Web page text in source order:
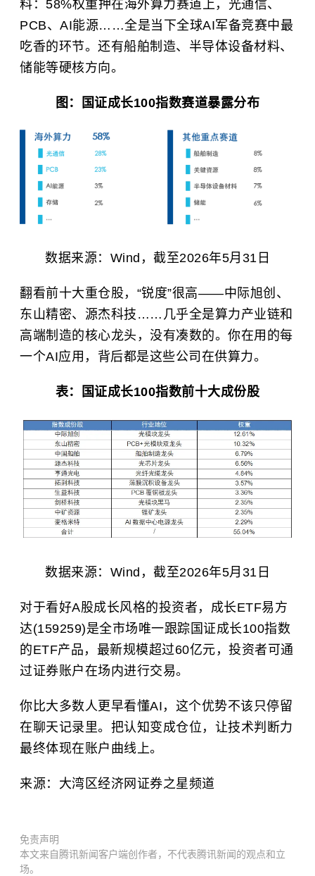
料：58%权重押在海外算力赛道上，光通信、
PCB、AI能源……全是当下全球AI军备竞赛中最
吃香的环节。还有船舶制造、半导体设备材料、
储能等硬核方向。
图：国证成长100指数赛道暴露分布
数据来源：Wind，截至2026年5月31日
翻看前十大重仓股，“锐度”很高——中际旭创、
东山精密、源杰科技……几乎全是算力产业链和
高端制造的核心龙头，没有凑数的。你在用的每
一个AI应用，背后都是这些公司在供算力。
表：国证成长100指数前十大成份股
数据来源：Wind，截至2026年5月31日
对于看好A股成长风格的投资者，成长ETF易方
达(159259)是全市场唯一跟踪国证成长100指数
的ETF产品，最新规模超过60亿元，投资者可通
过证券账户在场内进行交易。
你比大多数人更早看懂AI，这个优势不该只停留
在聊天记录里。把认知变成仓位，让技术判断力
最终体现在账户曲线上。
来源：大湾区经济网证券之星频道
免责声明
本文来自腾讯新闻客户端创作者，不代表腾讯新闻的观点和立
场。